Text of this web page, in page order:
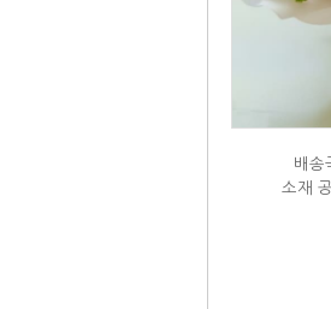
배송
소재